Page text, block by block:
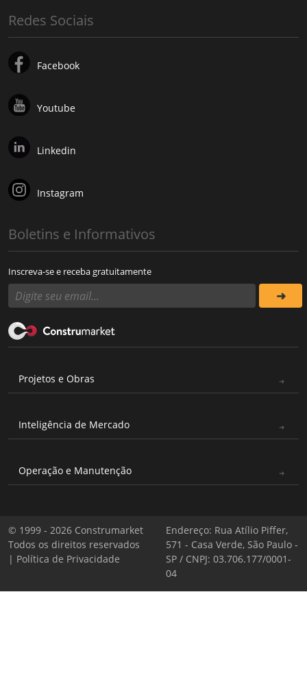
Redes Sociais
Facebook
Youtube
Linkedin
Instagram
Boletins e Informativos
Inscreva-se e receba gratuitamente
Projetos e Obras
Inteligência de Mercado
Operação e Manutenção
© 1999 - 2026 Construmarket
Todos os direitos reservados
| Política de Privacidade
Endereço: Rua Atílio Piffer,
571 - Casa Verde, São Paulo -
SP / CNPJ: 03.706.177/0001-
04